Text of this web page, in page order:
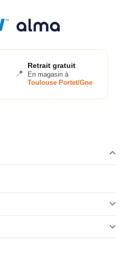
📍
Retrait gratuit
En magasin à
Toulouse Portet/Gne